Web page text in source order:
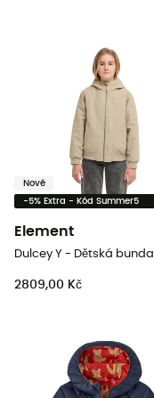
Nové
-5% Extra - Kód Summer5
Element
Dulcey Y - Dětská bunda
2809,00 Kč